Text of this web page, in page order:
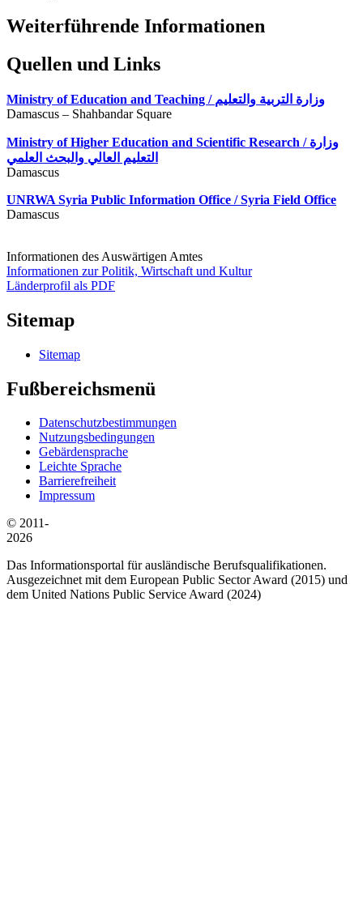
Weiterführende Informationen
Quellen und Links
Ministry of Education and Teaching / وزارة التربية والتعليم
Damascus – Shahbandar Square
Ministry of Higher Education and Scientific Research / وزارة
التعليم العالي والبحث العلمي
Damascus
UNRWA Syria Public Information Office / Syria Field Office
Damascus
Informationen des Auswärtigen Amtes
Informationen zur Politik, Wirtschaft und Kultur
Länderprofil als PDF
Sitemap
Sitemap
Fußbereichsmenü
Datenschutzbestimmungen
Nutzungsbedingungen
Gebärdensprache
Leichte Sprache
Barrierefreiheit
Impressum
© 2011-
2026
Das Informationsportal für ausländische Berufsqualifikationen.
Ausgezeichnet mit dem European Public Sector Award (2015) und
dem United Nations Public Service Award (2024)